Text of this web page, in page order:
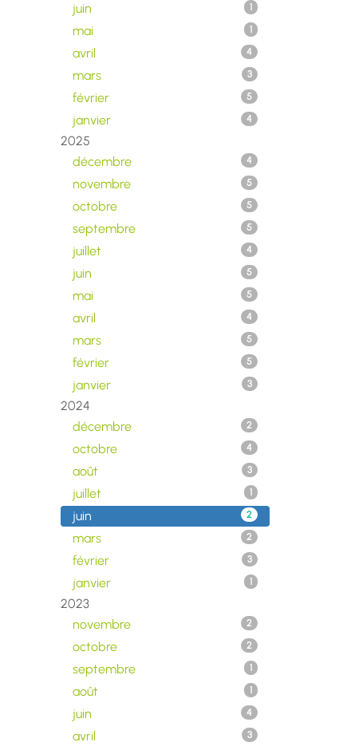
juin 1
mai 1
avril 4
mars 3
février 5
janvier 4
2025
décembre
4
novembre 5
octobre 5
septembre 5
juillet 4
juin 5
mai 5
avril 4
mars 5
février 5
janvier 3
2024
décembre
2
octobre 4
août 3
juillet 1
juin 2
mars 2
février 3
janvier 1
2023
novembre
2
octobre 2
septembre 1
août 1
juin 4
avril 3